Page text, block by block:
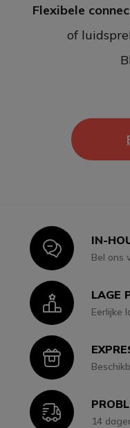
Flexibele
of
IconIN-
Bel ons
IconLAGE
Eerlijke
Icon
Icon14